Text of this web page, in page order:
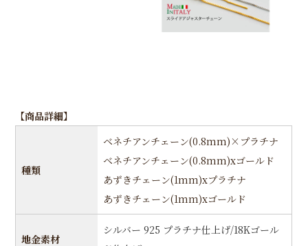
【商品詳細】
種類
ベネチアンチェーン(0.8mm)×プラチナ
ベネチアンチェーン(0.8mm)xゴールド
あずきチェーン(1mm)xプラチナ
あずきチェーン(1mm)xゴールド
地金素材
シルバー 925 プラチナ仕上げ/18Kゴール